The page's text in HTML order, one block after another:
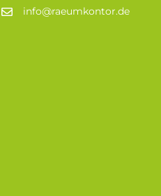
info@raeumkontor.de